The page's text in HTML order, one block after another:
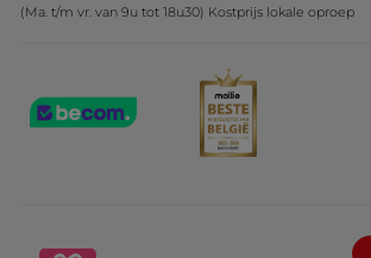
(Ma. t/m vr. van 9u tot 18u30) Kostprijs lokale oproep